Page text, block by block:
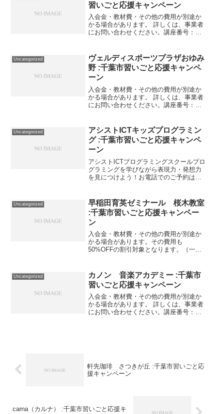
習いごと応援キャンペーン
入会金・教材費・その他の費用が別途か
かる場合があります。 詳しくは、事業者
にお問い合わせください。講座番号：
間/14：30～21：00（保育...
Uncategorized
ヴェルディスポーツプラザおゆみ
野 :千葉市習いごと応援キャンペ
ーン
入会金・教材費・その他の費用が別途か
かる場合があります。 詳しくは、事業者
にお問い合わせください。講座番号：
2021/11/30初期費用全て込み...
Uncategorized
アシストICTキッズプログラミン
グ :千葉市習いごと応援キャンペ
ーン
アシストICTプログラミングスクールプロ
グラミングを学びながら表現力・発想力
を見につけよう！お電話でのご予約は
む！アシストICTキッズプログラミングス
ク...
Uncategorized
早稲田育英ゼミナール 桜木教室
:千葉市習いごと応援キャンペー
ン
入会金・教材費・その他の費用が別途か
かる場合があります。その費用も
50%OFFの割引対象となります。（一部
01-01事業者提供価格20,700円▶10,350円
利用...
Uncategorized
カノン 音楽アカデミー :千葉市
習いごと応援キャンペーン
入会金・教材費・その他の費用が別途か
かる場合があります。 詳しくは、事業者
にお問い合わせください。講座番号：
軒先珈琲 さつきが丘 :千葉市習いごと応
援キャンペーン
carna（カルナ） :千葉市習いごと応援キ